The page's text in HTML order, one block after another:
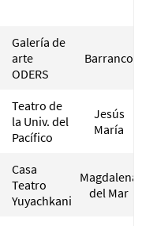
Galería de
arte
ODERS
Barranco
Teatro de
la Univ. del
Pacífico
Jesús
María
Casa
Teatro
Yuyachkani
Magdalena
del Mar